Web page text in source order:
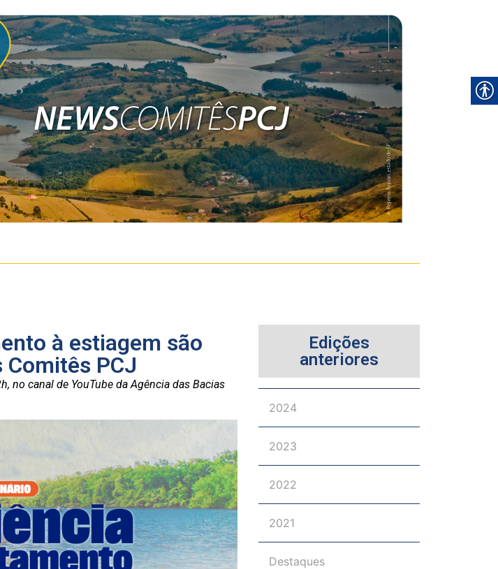
à estiagem são
PCJ
no canal de YouTube da Agência das Bacias
Edições
anteriores
2024
2023
2022
2021
Destaques